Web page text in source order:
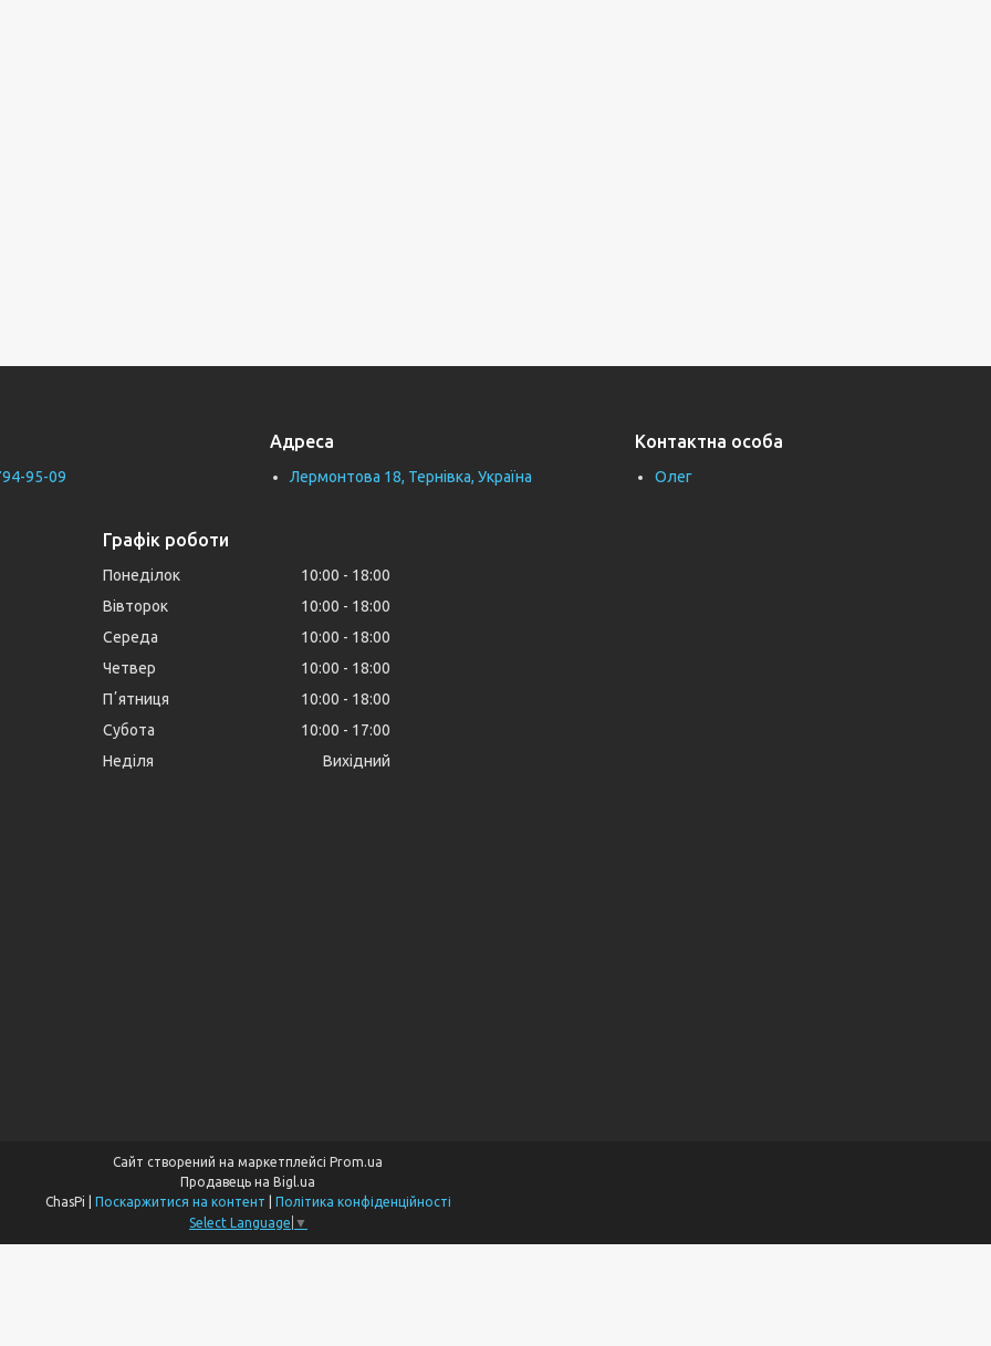
95-09
Адреса
Лермонтова 18, Тернівка, Україна
Контактна особа
Олег
Графік роботи
Понеділок 10:00
18:00
Вівторок
10:00
18:00
Середа
10:00
18:00
Четвер
10:00
18:00
Пʼятниця
10:00
18:00
Субота
10:00
17:00
Неділя
Вихідний
Сайт створений на маркетплейсі Prom.ua
Продавець на Bigl.ua
Поскаржитися на контент
Політика конфіденційності
Select Language ▼